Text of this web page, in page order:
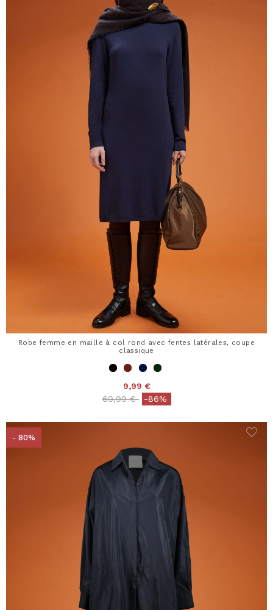
Robe femme en maille à col rond avec fentes latérales, coupe
classique
9,99 €
Price reduced from
69,99 €to-86%
- 80%